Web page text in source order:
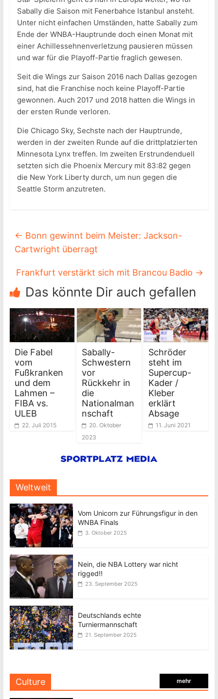
Sabally die Saison mit Fenerbahce Istanbul ansteht.
Unter nicht einfachen Umständen, hatte Sabally zum
Ende der WNBA-Hauptrunde doch einen Monat mit
einer Achillessehnenverletzung pausieren müssen
und war für die Playoff-Partie fraglich gewesen.
Seit die Wings zur Saison 2016 nach Dallas gezogen
sind, hat die Franchise noch keine Playoff-Partie
gewonnen. Auch 2017 und 2018 hatten die Wings in
der ersten Runde verloren.
Die Chicago Sky, Sechste nach der Hauptrunde,
werden in der zweiten Runde auf die drittplatzierten
Minnesota Lynx treffen. Im zweiten Erstrundenduell
setzten sich die Phoenix Mercury mit 83:82 gegen
die New York Liberty durch, um nun gegen die
Seattle Storm anzutreten.
← Bonn gewinnt beim Meister: Jackson-
Cartwright überragt
Frankfurt verstärkt sich mit Brancou Badio →
Das könnte Dir auch gefallen
Die Fabel
vom
Fußkranken
und dem
Lahmen –
FIBA vs.
ULEB
22. Juli 2015
Sabally-
Schwestern
vor
Rückkehr in
die
Nationalman
nschaft
20. Oktober
2023
Schröder
steht im
Supercup-
Kader /
Kleber
erklärt
Absage
11. Juni 2021
Weltweit
Vom Unicorn zur Führungsfigur in den
WNBA Finals
3. Oktober 2025
Nein, die NBA Lottery war nicht
rigged!!
23. September 2025
Deutschlands echte
Turniermannschaft
21. September 2025
Culture mehr